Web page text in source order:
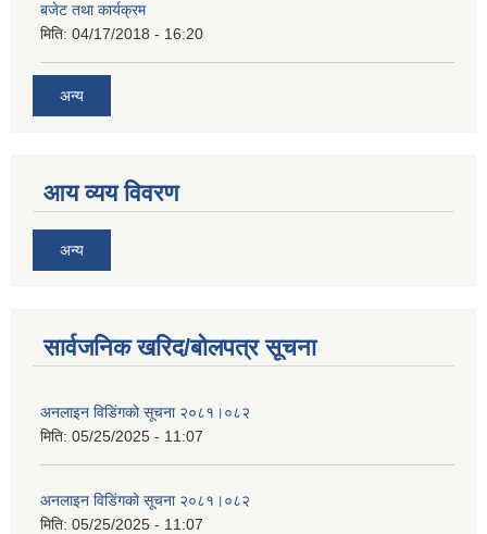
बजेट तथा कार्यक्रम
मिति: 04/17/2018 - 16:20
अन्य
आय व्यय विवरण
अन्य
सार्वजनिक खरिद/बोलपत्र सूचना
अनलाइन विडि‌ं‍गको सूचना २०८१।०८२
मिति: 05/25/2025 - 11:07
अनलाइन विडि‌ं‍गको सूचना २०८१।०८२
मिति: 05/25/2025 - 11:07